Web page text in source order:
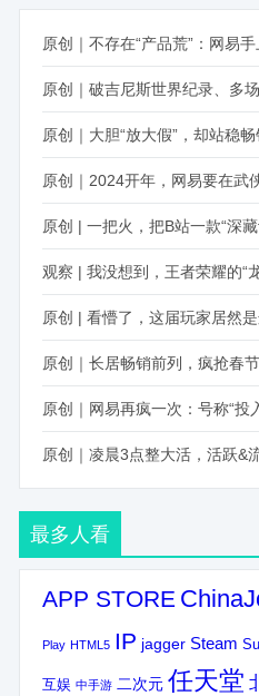
观察 | 我没想到，王者荣耀的“
原创 | 看懵了，这届玩家居然
最多人看
APP STORE
Play HTML5 IP jagger Steam
互娱 中手游 二次元 任天堂